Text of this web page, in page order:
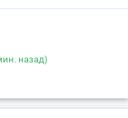
назад)